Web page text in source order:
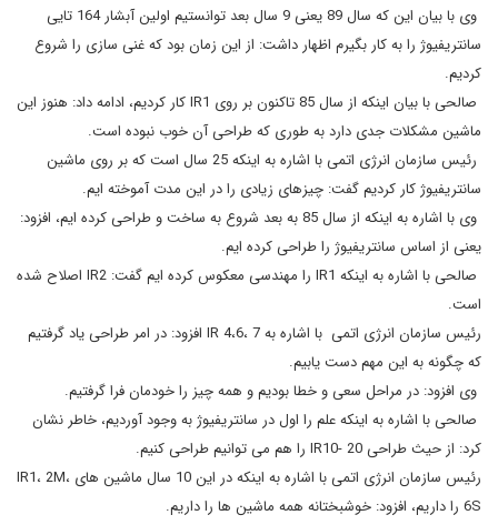
وی با بیان این که سال 89 یعنی 9 سال بعد توانستیم اولین آبشار 164 تایی
سانتریفیوژ را به کار بگیرم اظهار داشت: از این زمان بود که غنی سازی را شروع
کردیم.
صالحی با بیان اینکه از سال 85 تاکنون بر روی IR1 کار کردیم، ادامه داد: هنوز این
ماشین مشکلات جدی دارد به طوری که طراحی آن خوب نبوده است.
رئیس سازمان انرژی اتمی با اشاره به اینکه 25 سال است که بر روی ماشین
سانتریفیوژ کار کردیم گفت: چیزهای زیادی را در این مدت آموخته ایم.
وی با اشاره به اینکه از سال 85 به بعد شروع به ساخت و طراحی کرده ایم، افزود:
یعنی از اساس سانتریفیوژ را طراحی کرده ایم.
صالحی با اشاره به اینکه IR1 را مهندسی معکوس کرده ایم گفت: IR2 اصلاح شده
است.
رئیس سازمان انرژی اتمی با اشاره به IR 4،6، 7 افزود: در امر طراحی یاد گرفتیم
که چگونه به این مهم دست یابیم.
وی افزود: در مراحل سعی و خطا بودیم و همه چیز را خودمان فرا گرفتیم.
صالحی با اشاره به اینکه علم را اول در سانتریفیوژ به وجود آوردیم، خاطر نشان
کرد: از حیث طراحی IR10- 20 را هم می توانیم طراحی کنیم.
رئیس سازمان انرژی اتمی با اشاره به اینکه در این 10 سال ماشین های IR1، 2M،
6S را داریم، افزود: خوشبختانه همه ماشین ها را داریم.